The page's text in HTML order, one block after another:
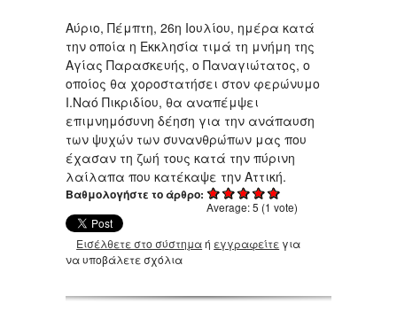
Αύριο, Πέμπτη, 26η Ιουλίου, ημέρα κατά
την οποία η Εκκλησία τιμά τη μνήμη της
Αγίας Παρασκευής, ο Παναγιώτατος, ο
οποίος θα χοροστατήσει στον φερώνυμο
Ι.Ναό Πικριδίου, θα αναπέμψει
επιμνημόσυνη δέηση για την ανάπαυση
των ψυχών των συνανθρώπων μας που
έχασαν τη ζωή τους κατά την πύρινη
λαίλαπα που κατέκαψε την Αττική.
Βαθμολογήστε το άρθρο:
Average:5 (1 vote)
Εισέλθετε στο σύστημαή εγγραφείτε για
να υποβάλετε σχόλια